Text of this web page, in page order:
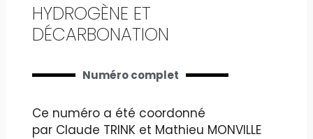
HYDROGÈNE ET
DÉCARBONATION
Numéro complet
Ce numéro a été coordonné
par Claude TRINK et Mathieu MONVILLE